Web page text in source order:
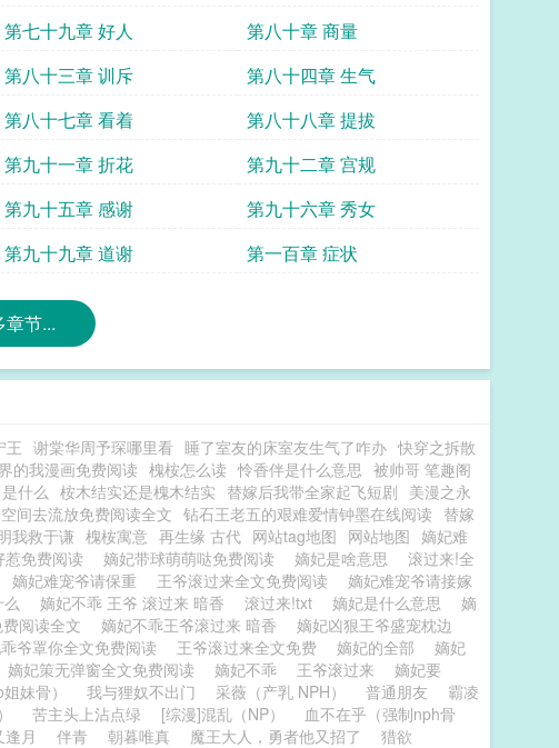
第七十九章 好人
第八十章 商量
第八十三章 训斥
第八十四章 生气
第八十七章 看着
第八十八章 提拔
第九十一章 折花
第九十二章 宫规
第九十五章 感谢
第九十六章 秀女
第九十九章 道谢 第一百章 症状
节...
王 谢棠华周予琛哪里看 睡了室友的床室友生气了咋办 快穿之拆散
的我漫画免费阅读 槐桉怎么读 怜香伴是什么意思 被帅哥 笔趣阁
什么 桉木结实还是槐木结实 替嫁后我带全家起飞短剧 美漫之永
间去流放免费阅读全文 钻石王老五的艰难爱情钟墨在线阅读 替嫁
我救于谦 槐桉寓意 再生缘 古代 网站tag地图 网站地图 嫡妃难
惹免费阅读 嫡妃带球萌萌哒免费阅读 嫡妃是啥意思
滚过来!全
嫡妃难宠爷请保重 王爷滚过来全文免费阅读
嫡妃难宠爷请接嫁
嫡妃不乖 王爷 滚过来 暗香 滚过来!txt 嫡妃是什么意思
嫡
阅读全文 嫡妃不乖王爷滚过来 暗香
嫡妃凶狠王爷盛宠枕边
爷罩你全文免费阅读 王爷滚过来全文免费 嫡妃的全部
嫡妃
嫡妃策无弹窗全文免费阅读 嫡妃不乖 王爷滚过来
嫡妃要
妹骨） 我与狸奴不出门 采薇（产乳 NPH） 普通朋友
霸凌
苦主头上沾点绿 [综漫]混乱（NP）
血不在乎（强制nph骨
逢月 伴青 朝暮唯真 魔王大人，勇者他又招了 猎欲